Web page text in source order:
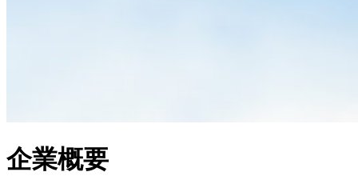
企業概要